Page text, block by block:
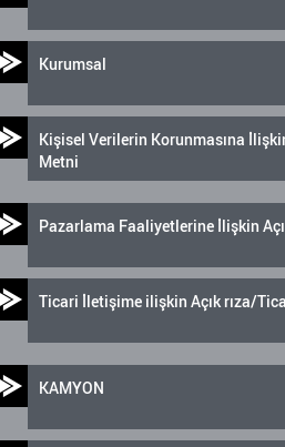
Kurumsal
Kişisel Verilerin Korunmasına
Metni
Pazarlama Faaliyetlerine İlişkin
Ticari İletişime ilişkin Açık rıza/
KAMYON